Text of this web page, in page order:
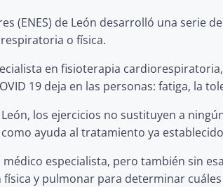
(ENES) de León desarrolló una
o física.
en fisioterapia
19 deja en las personas: fatiga, la
los ejercicios no sustituyen a
ayuda al tratamiento ya
especialista, pero también sin
y pulmonar para determinar